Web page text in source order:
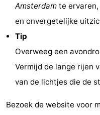
Pleinen
in
het
centrum
Parken
en
tuinen
Stadsdelen
Omgeving
-
Amsterdam te
en onvergetelijke
Tip
Overweeg een
Vermijd de lange rijen
van de lichtjes die de
Bezoek de website voor